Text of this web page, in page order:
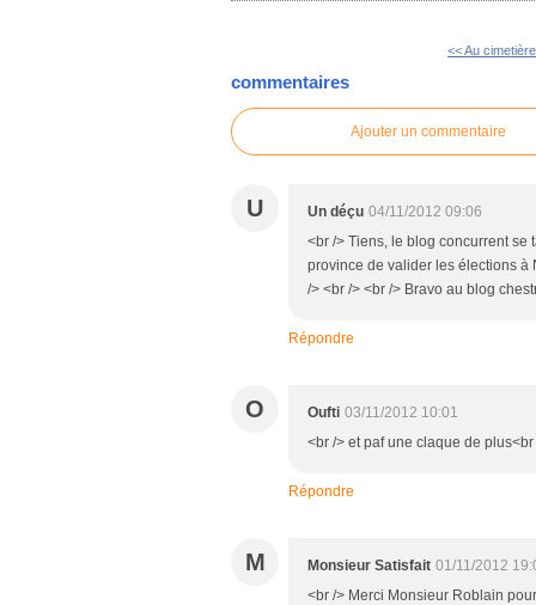
<< Au
commentaires
Ajouter un commentaire
U Un déçu 04/11/2012 09:06
<br /> Tiens, le blog concurrent
province de valider les élections à
/> <br /> <br /> Bravo au blog
Répondre
O Oufti 03/11/2012 10:01
<br /> et paf une claque de plus<br
Répondre
M Monsieur Satisfait 01/11/2012
<br /> Merci Monsieur Roblain